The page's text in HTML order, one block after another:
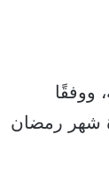
ووفقًا
شهر رمضان